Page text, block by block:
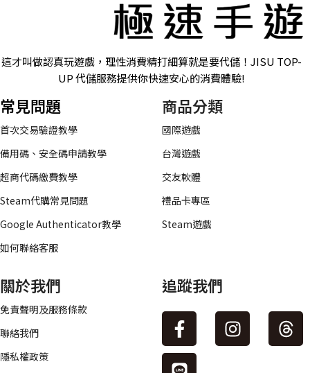
這才叫做認真玩遊戲，理性消費精打細算就是要代儲！JISU TOP-
UP 代儲服務提供你快速安心的消費體驗!
常見問題
首次交易驗證教學
備用碼、安全碼申請教學
超商代碼繳費教學
Steam代購常見問題
Google Authenticator教學
如何聯絡客服
商品分類
國際遊戲
台灣遊戲
交友軟體
禮品卡專區
Steam遊戲
關於我們
免責聲明及服務條款
聯絡我們
隱私權政策
追蹤我們